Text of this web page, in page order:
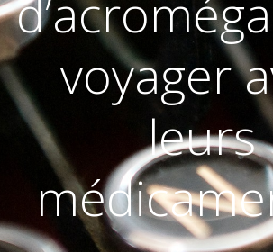
voyager
leurs